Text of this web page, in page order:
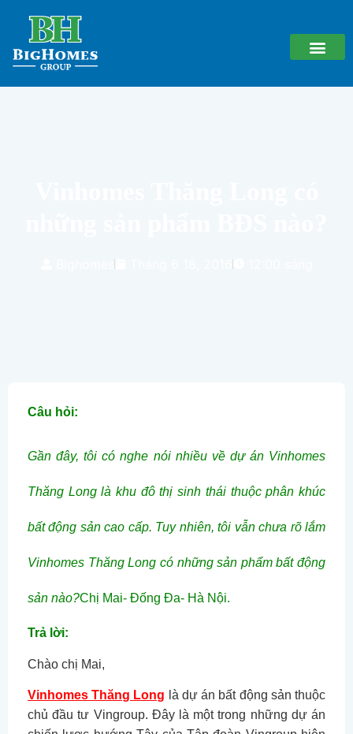
Câu hỏi:
Gần đây, tôi có nghe nói nhiều về dự án Vinhomes
Thăng Long là khu đô thị sinh thái thuộc phân khúc
bất động sản cao cấp. Tuy nhiên, tôi vẫn chưa rõ lắm
Vinhomes Thăng Long có những sản phẩm bất động
sản nào?Chị Mai- Đống Đa- Hà Nội.
Trả lời:
Chào chị Mai,
Vinhomes Thăng Long là dự án bất động sản thuộc
chủ đầu tư Vingroup. Đây là một trong những dự án